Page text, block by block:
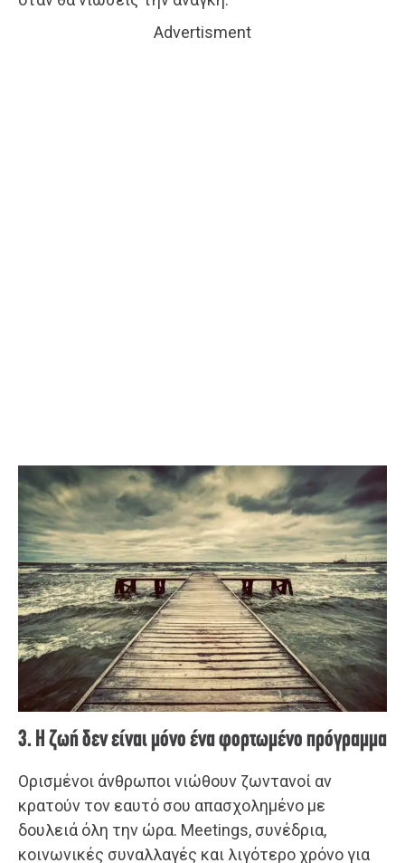
Advertisment
3. Η ζωή δεν είναι μόνο ένα φορτωμένο πρόγραμμα
Ορισμένοι άνθρωποι νιώθουν ζωντανοί αν
κρατούν τον εαυτό σου απασχολημένο με
δουλειά όλη την ώρα. Meetings, συνέδρια,
κοινωνικές συναλλαγές και λιγότερο χρόνο για